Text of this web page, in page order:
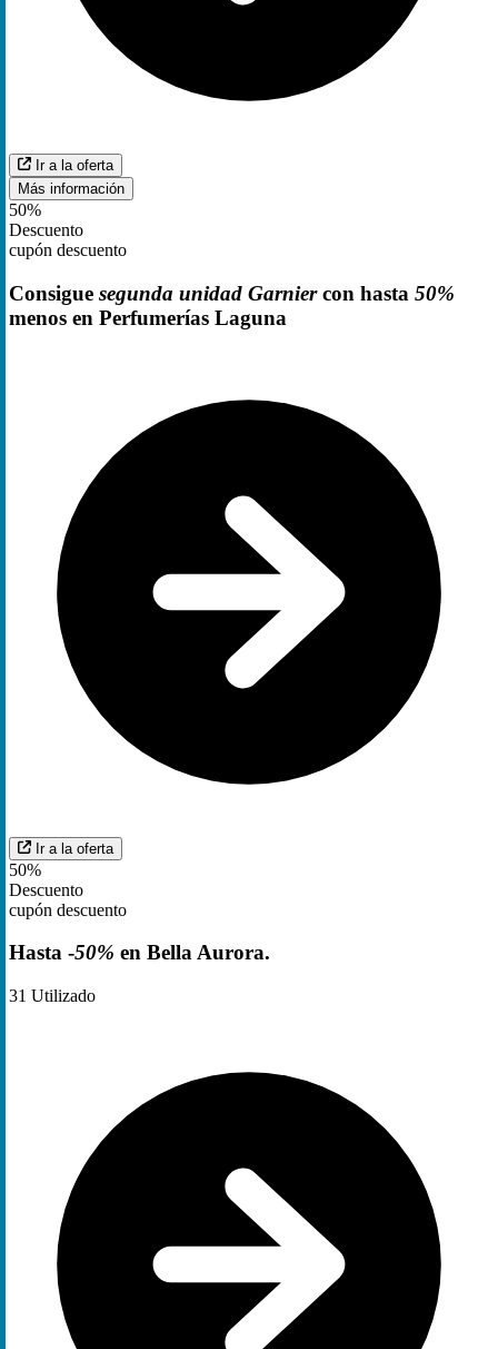
Ir a la oferta
Más información
50%
Descuento
cupón descuento
Consigue segunda unidad Garniercon hasta 50%
menos en Perfumerías Laguna
Ir a la oferta
50%
Descuento
cupón descuento
Hasta -50% en Bella Aurora.
31 Utilizado